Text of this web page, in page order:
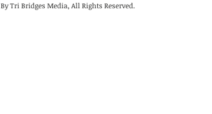
By Tri Bridges Media, All Rights Reserved.